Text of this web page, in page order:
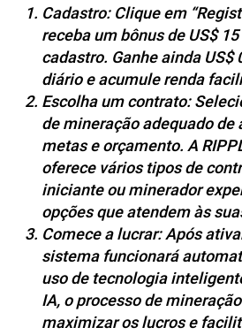
Cadastro: Clique em
receba um bônus de US$
cadastro. Ganhe ainda US$
diário e acumule renda
Escolha um contrato:
de mineração adequado de
metas e orçamento. A
oferece vários tipos de
iniciante ou minerador
opções que atendem às
Comece a lucrar: Após
sistema funcionará
uso de tecnologia
IA, o processo de
maximizar os lucros e